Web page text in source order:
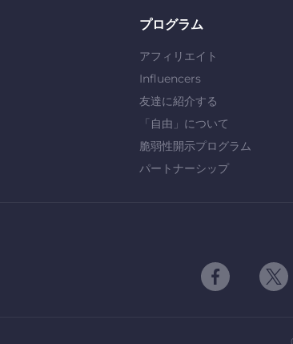
プログラム
アフィリエイト
Influencers
友達に紹介する
「自由」について
脆弱性開示プログラム
パートナーシップ